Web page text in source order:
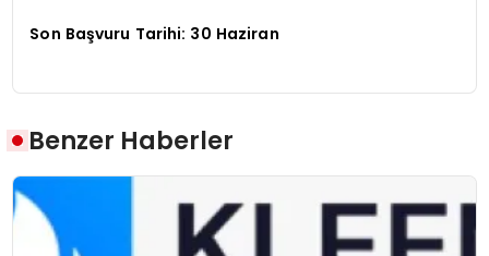
Son Başvuru Tarihi: 30 Haziran
Benzer Haberler